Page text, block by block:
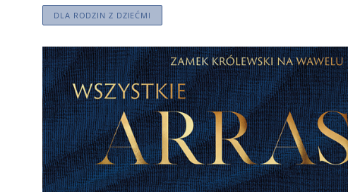
DLA RODZIN Z DZIEĆMI